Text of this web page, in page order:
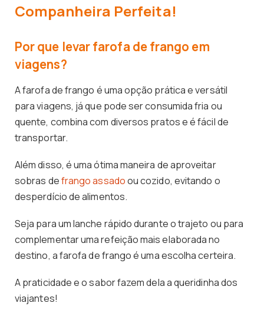
Companheira Perfeita!
Por que levar farofa de frango em
viagens?
A farofa de frango é uma opção prática e versátil
para viagens, já que pode ser consumida fria ou
quente, combina com diversos pratos e é fácil de
transportar.
Além disso, é uma ótima maneira de aproveitar
sobras defrango assadoou cozido, evitando o
desperdício de alimentos.
Seja para um lanche rápido durante o trajeto ou para
complementar uma refeição mais elaborada no
destino, a farofa de frango é uma escolha certeira.
A praticidade e o sabor fazem dela a queridinha dos
viajantes!